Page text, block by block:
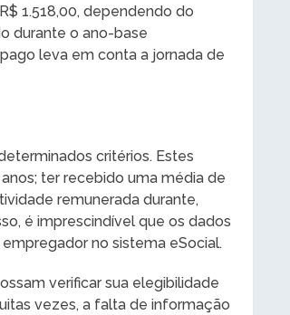
1.518,00, dependendo do
durante o ano-base
leva em conta a jornada de
critérios. Estes
ter recebido uma média de
remunerada durante,
é imprescindível que os dados
no sistema eSocial.
verificar sua elegibilidade
vezes, a falta de informação